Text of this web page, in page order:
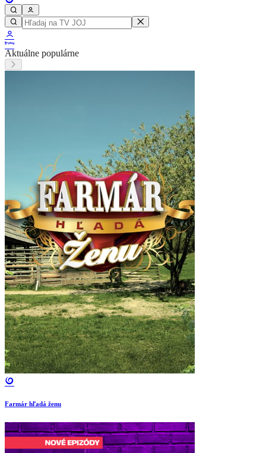
Aktuálne populárne
Farmár hľadá ženu